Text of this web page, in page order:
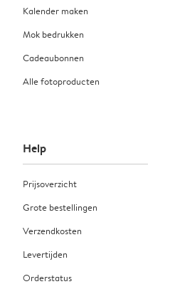
Kalender maken
Mok bedrukken
Cadeaubonnen
Alle fotoproducten
Help
Prijsoverzicht
Grote bestellingen
Verzendkosten
Levertijden
Orderstatus